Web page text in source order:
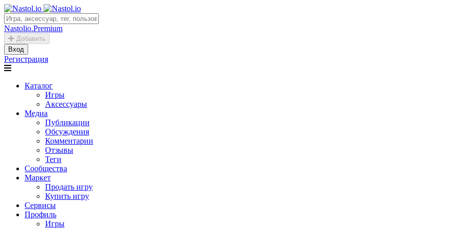
Nastolio.Premium
Добавить
Вход
Регистрация
Каталог
Игры
Аксессуары
Медиа
Публикации
Обсуждения
Комментарии
Отзывы
Теги
Сообщества
Маркет
Продать игру
Купить игру
Сервисы
Профиль
Игры